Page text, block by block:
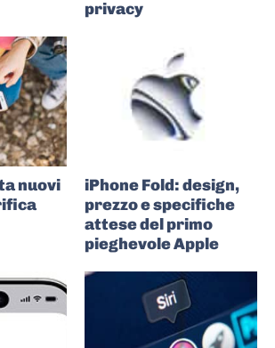
privacy
nuovi
iPhone Fold: design,
prezzo e specifiche
attese del primo
pieghevole Apple